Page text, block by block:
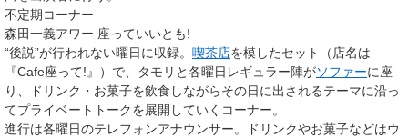
不定期コーナー
森田一義アワー 座っていいとも!
“後説”が行われない曜日に収録。 喫茶店を模したセット（店名は
『Cafe座って!』）で、タモリと各曜日レギュラー陣がソファーに座
り、ドリンク・お菓子を飲食しながらその日に出されるテーマに沿っ
てプライベートトークを展開していくコーナー。
進行は各曜日のテレフォンアナウンサー。ドリンクやお菓子などはウ